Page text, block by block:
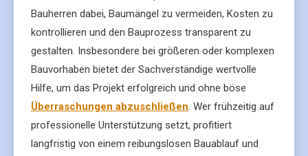
Bauherren dabei, Baumängel zu vermeiden, Kosten zu
kontrollieren und den Bauprozess transparent zu
gestalten. Insbesondere bei größeren oder komplexen
Bauvorhaben bietet der Sachverständige wertvolle
Hilfe, um das Projekt erfolgreich und ohne böse
Überraschungen abzuschließen. Wer frühzeitig auf
professionelle Unterstützung setzt, profitiert
langfristig von einem reibungslosen Bauablauf und